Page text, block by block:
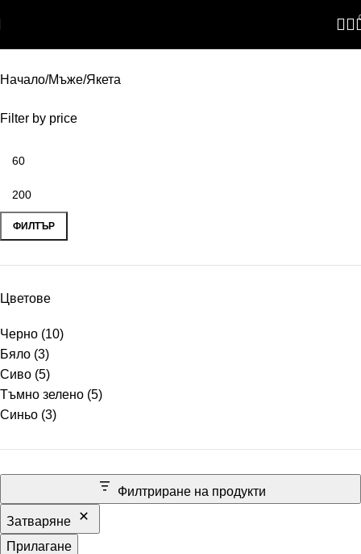
Skip to navigation
Начало Мъже Якета
Filter by price
ФИЛТЪР
Цветове
Черно (10)
Бяло (3)
Сиво (5)
Тъмно зелено (5)
Синьо (3)
Филтриране на продукти
Затваряне
Прилагане